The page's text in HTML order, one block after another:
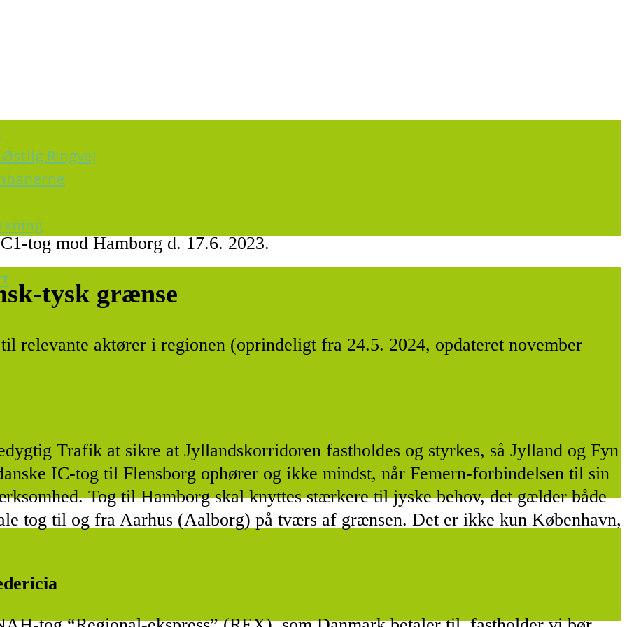
Ringvej
tog mod Hamborg d. 17.6. 2023.
tysk grænse
relevante aktører i regionen (oprindeligt fra 24.5. 2024, opdateret november
Trafik at sikre at Jyllandskorridoren fastholdes og styrkes, så Jylland og Fyn
IC-tog til Flensborg ophører og ikke mindst, når Femern-forbindelsen til sin
Tog til Hamborg skal knyttes stærkere til jyske behov, det gælder både
tog til og fra Aarhus (Aalborg) på tværs af grænsen. Det er ikke kun København,